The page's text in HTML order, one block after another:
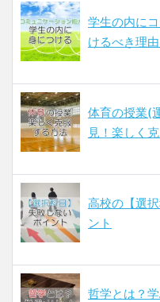
学生の内に
けるべき理
体育の授業(
見！楽しく
高校の【選
ント
哲学とは？